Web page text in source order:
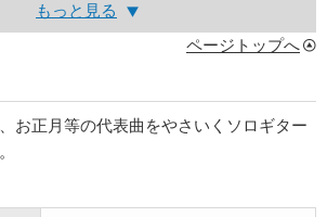
もっと見る
ページトップへ
お正月等の代表曲をやさいくソロギター